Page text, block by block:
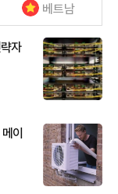
베트남
자
이